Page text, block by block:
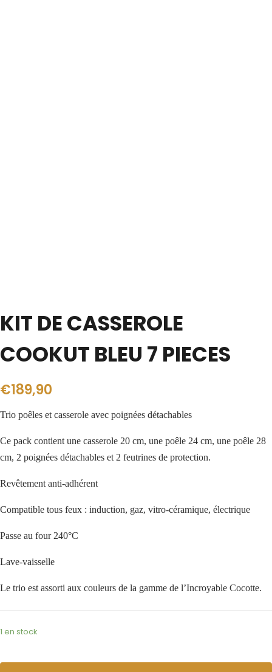
KIT DE CASSEROLE
COOKUT BLEU 7 PIECES
€189,90
Trio poêles et casserole avec poignées détachables
Ce pack contient une casserole 20 cm, une poêle 24 cm, une poêle 28
cm, 2 poignées détachables et 2 feutrines de protection.
Revêtement anti-adhérent
Compatible tous feux : induction, gaz, vitro-céramique, électrique
Passe au four 240°C
Lave-vaisselle
Le trio est assorti aux couleurs de la gamme de l’Incroyable Cocotte.
1 en stock